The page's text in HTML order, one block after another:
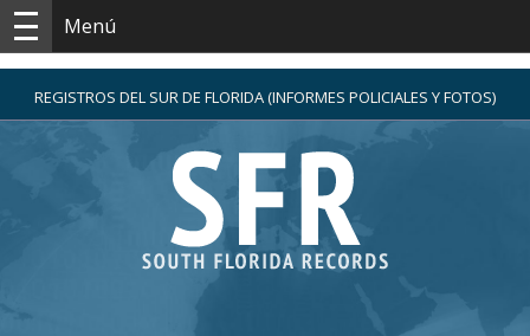
Menú
REGISTROS DEL SUR DE FLORIDA (INFORMES POLICIALES Y FOTOS)